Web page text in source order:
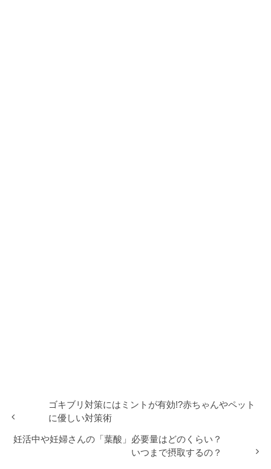
ゴキブリ対策にはミントが有効!?赤ちゃんやペット
に優しい対策術
妊活中や妊婦さんの「葉酸」必要量はどのくらい？
いつまで摂取するの？